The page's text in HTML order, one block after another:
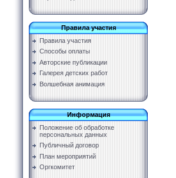
Правила участия
Правила участия
Способы оплаты
Авторские публикации
Галерея детских работ
Волшебная анимация
Информация
Положение об обработке
персональных данных
Публичный договор
План мероприятий
Оргкомитет